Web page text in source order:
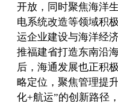
开放，同时聚焦海洋
电系统改造等领域积
运企业建设与海洋经
推福建省打造东南沿
后，海通发展也正积
略定位，聚焦管理提
化+航运”的创新路径